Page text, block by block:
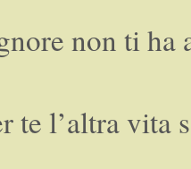
non ti ha
te l’altra vita